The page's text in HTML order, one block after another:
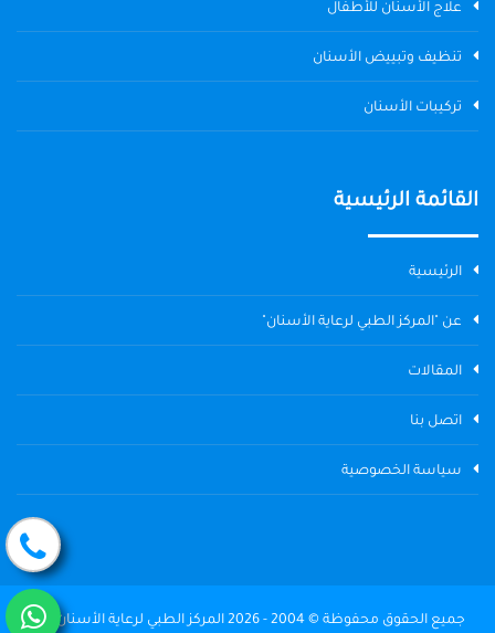
علاج الأسنان للأطفال
تنظيف وتبييض الأسنان
تركيبات الأسنان
القائمة الرئيسية
الرئيسية
عن "المركز الطبي لرعاية الأسنان"
المقالات
اتصل بنا
سياسة الخصوصية
جميع الحقوق محفوظة © 2004 - 2026 المركز الطبي لرعاية الأسنان The